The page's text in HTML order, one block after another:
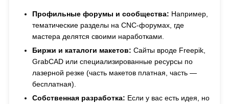
Профильные форумы и сообщества: Например,
тематические разделы на CNC-форумах, где
мастера делятся своими наработками.
Биржи и каталоги макетов: Сайты вроде Freepik,
GrabCAD или специализированные ресурсы по
лазерной резке (часть макетов платная, часть —
бесплатная).
Собственная разработка: Если у вас есть идея, но